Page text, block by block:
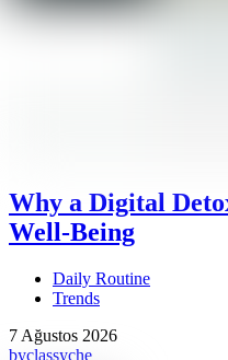
Why a Digital
Well-Being
Daily Routine
Trends
7 Ağustos 2026
byclassyche